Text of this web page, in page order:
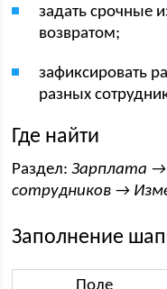
задать срочные
возвратом;
зафиксировать
разных
Где найти
Раздел:Зарплата
сотрудников →
Заполнение